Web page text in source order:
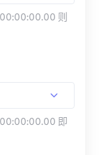
则
00:00:00.00 即